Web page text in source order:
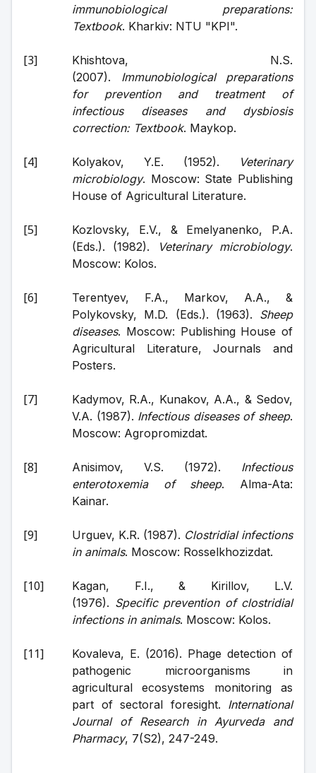
immunobiological preparations:
Textbook. Kharkiv: NTU "KPI".
Khishtova, N.S.
(2007). Immunobiological preparations
for prevention and treatment of
infectious diseases and dysbiosis
correction: Textbook. Maykop.
Kolyakov, Y.E. (1952).
Veterinary
microbiology. Moscow: State Publishing
House of Agricultural Literature.
Kozlovsky, E.V., & Emelyanenko, P.A.
(Eds.). (1982).
Veterinary microbiology.
Moscow: Kolos.
Terentyev, F.A., Markov, A.A., &
Polykovsky, M.D. (Eds.). (1963). Sheep
diseases. Moscow: Publishing House of
Agricultural Literature, Journals and
Posters.
Kadymov, R.A., Kunakov, A.A., & Sedov,
V.A. (1987). Infectious diseases of sheep.
Moscow: Agropromizdat.
Anisimov, V.S. (1972). Infectious
enterotoxemia of sheep. Alma-Ata:
Kainar.
Urguev, K.R. (1987). Clostridial infections
in animals. Moscow: Rosselkhozizdat.
Kagan, F.I., & Kirillov, L.V.
(1976). Specific prevention of clostridial
infections in animals. Moscow: Kolos.
Kovaleva, E. (2016). Phage detection of
pathogenic microorganisms in
agricultural ecosystems monitoring as
part of sectoral foresight. International
Journal of Research in Ayurveda and
Pharmacy, 7(S2), 247-249.